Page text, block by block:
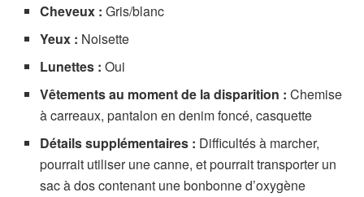
Cheveux : Gris/blanc
Yeux : Noisette
Lunettes : Oui
Vêtements au moment de la disparition : Chemise
à carreaux, pantalon en denim foncé, casquette
Détails supplémentaires : Difficultés à marcher,
pourrait utiliser une canne, et pourrait transporter un
sac à dos contenant une bonbonne d’oxygène